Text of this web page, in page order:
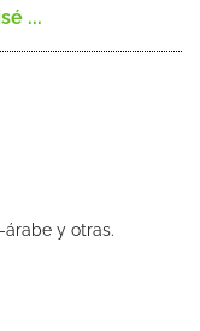
...
y otras.